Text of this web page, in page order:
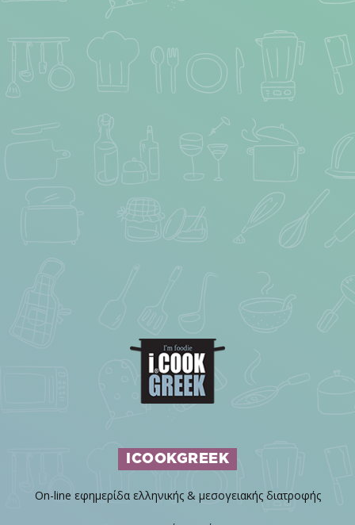
ICOOKGREEK
On-line εφημερίδα ελληνικής & μεσογειακής διατροφής